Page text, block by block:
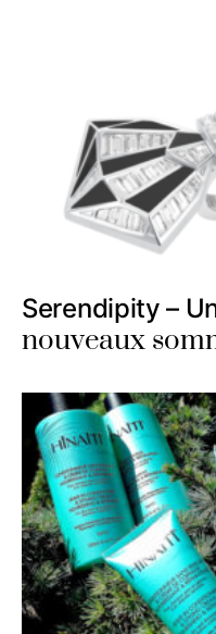
Serendipity –
nouveaux